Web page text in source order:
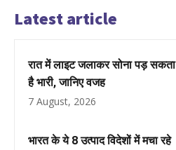
Latest article
रात में लाइट जलाकर सोना पड़ सकता
है भारी, जानिए वजह
7 August, 2026
भारत के ये 8 उत्पाद विदेशों में मचा रहे